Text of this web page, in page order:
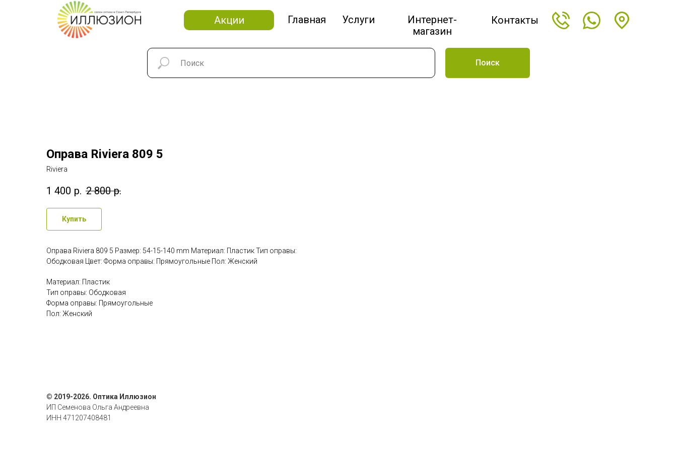
Главная Услуги
Интернет-
магазин
Контакты
Акции
Поиск
Оправа Riviera 809 5
Riviera
1 400 р. 2 800 р.
Купить
Оправа Riviera 809 5 Размер: 54-15-140 mm Материал: Пластик Тип оправы:
Ободковая Цвет: Форма оправы: Прямоугольные Пол: Женский
Материал: Пластик
Тип оправы: Ободковая
Форма оправы: Прямоугольные
Пол: Женский
© 2019-2026. Оптика Иллюзион
ИП Семенова Ольга Андреевна
ИНН 471207408481